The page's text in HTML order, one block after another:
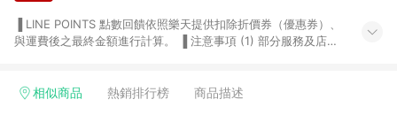
與運費後之最終金額進行計算。 ▐ 注意事項 (1) 部分服務及店家
Smart mobile、神腦生活、JS巨盛、樂天KOBO電子書，請詳閱
相似商品 熱銷排行榜 商品描述